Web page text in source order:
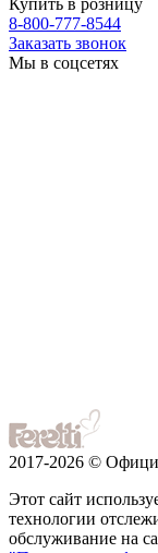
Купить в розницу
8-800-777-8544
Заказать звонок
Мы в соцсетях
2017-2026 ©
Этот сайт
технологии
обслуживание на